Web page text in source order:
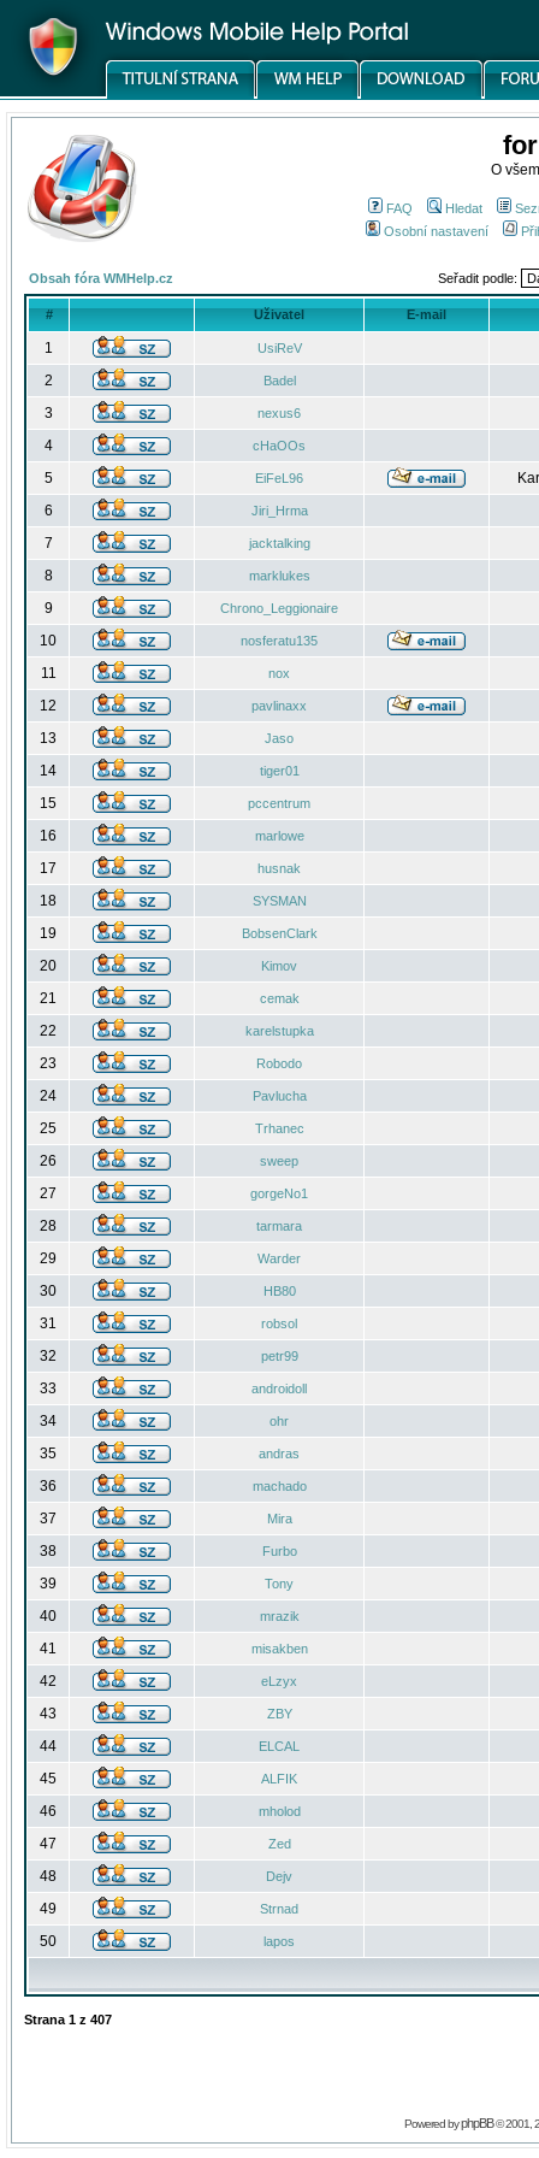
O
FAQ Hledat
Osobní nastavení
Obsah fóra WMHelp.cz Seřadit podle:
# Uživatel E-mail
1 UsiReV
2 Badel
3 nexus6
4 cHaOOs
5 EiFeL96
6
Jiri_Hrma
7 jacktalking
8 marklukes
9 Chrono_Leggionaire
10 nosferatu135
11 nox
12 pavlinaxx
13 Jaso
14 tiger01
15 pccentrum
16 marlowe
17 husnak
18 SYSMAN
19 BobsenClark
20 Kimov
21 cemak
22 karelstupka
23 Robodo
24 Pavlucha
25 Trhanec
26 sweep
27 gorgeNo1
28 tarmara
29 Warder
30 HB80
31 robsol
32 petr99
33 androidoll
34 ohr
35 andras
36 machado
37 Mira
38 Furbo
39 Tony
40 mrazik
41 misakben
42 eLzyx
43 ZBY
44 ELCAL
45 ALFIK
46 mholod
47 Zed
48 Dejv
49 Strnad
50 lapos
Strana 1 z 407
Powered byphpBB© 2001,